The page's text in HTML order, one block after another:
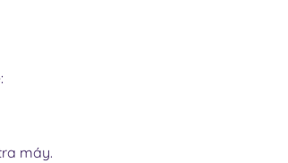
máy.